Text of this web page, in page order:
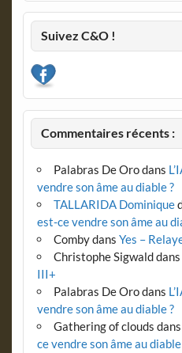
Suivez C&O !
Commentaires récents :
Palabras De Orodans
vendre son âme au diable ?
TALLARIDA Dominique
est-ce vendre son âme au
Combydans Yes –
Christophe Sigwalddans
III+
Palabras De Orodans
vendre son âme au diable ?
Gathering of clouds dans
ce vendre son âme au diable